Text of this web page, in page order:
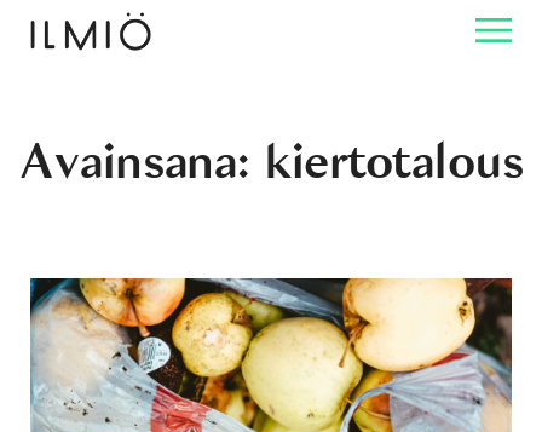
Avainsana: kiertotalous